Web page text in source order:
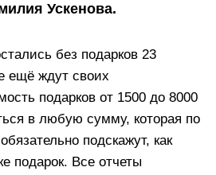
Ускенова.
без подарков 23
ещё ждут своих
подарков от 1500 до 8000
в любую сумму, которая по
подскажут, как
подарок. Все отчеты